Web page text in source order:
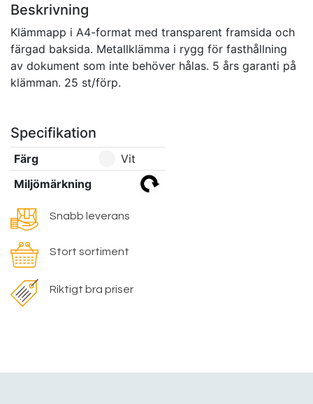
Beskrivning
Klämmapp i A4-format med transparent framsida och
färgad baksida. Metallklämma i rygg för fasthållning
av dokument som inte behöver hålas. 5 års garanti på
klämman. 25 st/förp.
Specifikation
Färg
Vit
Miljömärkning
Snabb leverans
Stort sortiment
Riktigt bra priser